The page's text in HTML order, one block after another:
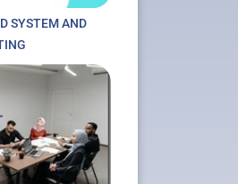
SYSTEM AND